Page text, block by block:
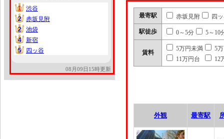
1
1
渋谷
2
2
赤坂見附
2
2
池袋
4
4
新宿
5
5 四ッ谷
08月09日15時更新
最寄駅 赤坂見附 四
駅徒歩 0～5分 5～10
賃料
5万円未満
5
11万円台
12
外観 最寄駅